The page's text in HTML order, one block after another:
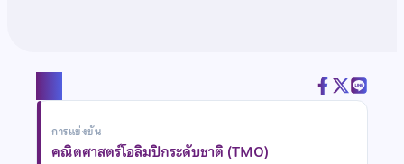
การแข่งขัน
คณิตศาสตร์โอลิมปิกระดับชาติ (TMO)